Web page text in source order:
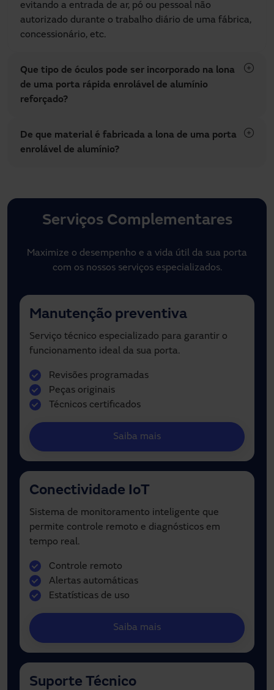
evitando a entrada de ar, pó ou pessoal não
autorizado durante o trabalho diário de uma fábrica,
concessionário, etc.
Que tipo de óculos pode ser incorporado na lona
de uma porta rápida enrolável de alumínio
reforçado?
De que material é fabricada a lona de uma porta
enrolável de alumínio?
Serviços Complementares
Maximize o desempenho e a vida útil da sua porta
com os nossos serviços especializados.
Manutenção preventiva
Serviço técnico especializado para garantir o
funcionamento ideal da sua porta.
Revisões programadas
Peças originais
Técnicos certificados
Saiba mais
Conectividade IoT
Sistema de monitoramento inteligente que
permite controle remoto e diagnósticos em
tempo real.
Controle remoto
Alertas automáticas
Estatísticas de uso
Saiba mais
Suporte Técnico